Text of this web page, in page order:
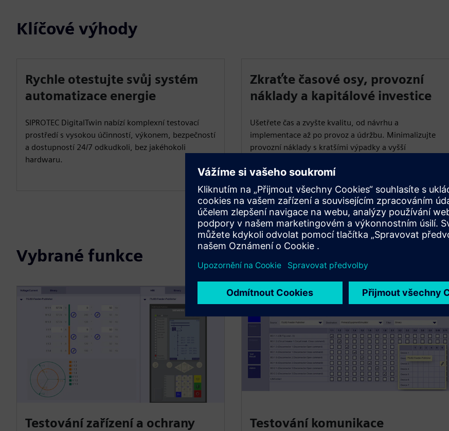
Klíčové výhody
Rychle otestujte svůj systém
automatizace energie
SIPROTEC DigitalTwin nabízí komplexní testovací
prostředí s vysokou účinností, výkonem, bezpečností
a dostupností 24/7 odkudkoli, bez jakéhokoli
hardwaru.
Zkraťte časové osy, provozní
náklady a kapitálové investice
Ušetřete čas a zvyšte kvalitu, od návrhu a
implementace až po provoz a údržbu. Minimalizujte
provozní náklady s kratšími výpadky a vyšší
zařízení.
Vybrané funkce
Testování zařízení a ochrany Testování komunikace